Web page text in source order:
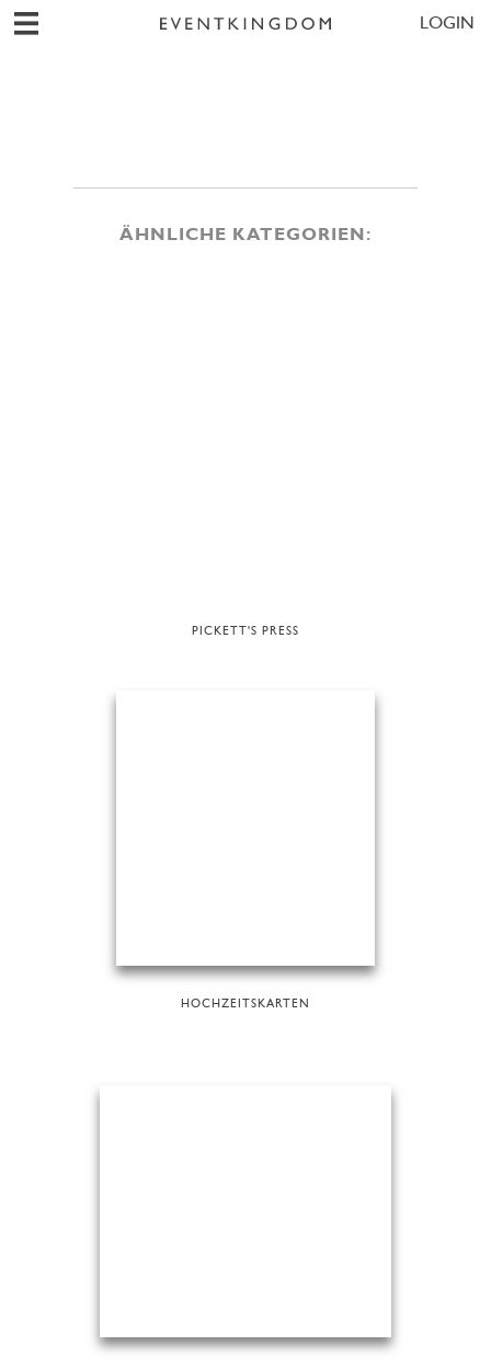
LOGIN
ÄHNLICHE KATEGORIEN:
PICKETT'S PRESS
HOCHZEITSKARTEN